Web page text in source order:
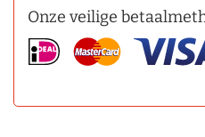
Onze veilige